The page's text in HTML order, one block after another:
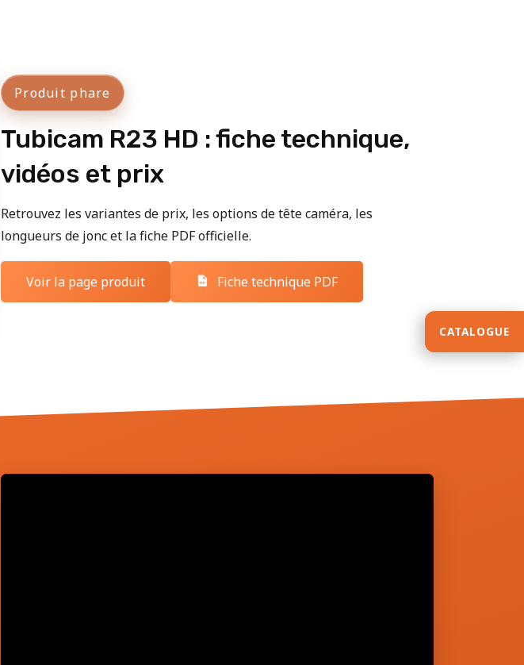
Produit phare
Tubicam R23 HD : fiche technique,
vidéos et prix
Retrouvez les variantes de prix, les options de tête caméra, les
longueurs de jonc et la fiche PDF officielle.
Voir la page produit Fiche technique PDF
CATALOGUE